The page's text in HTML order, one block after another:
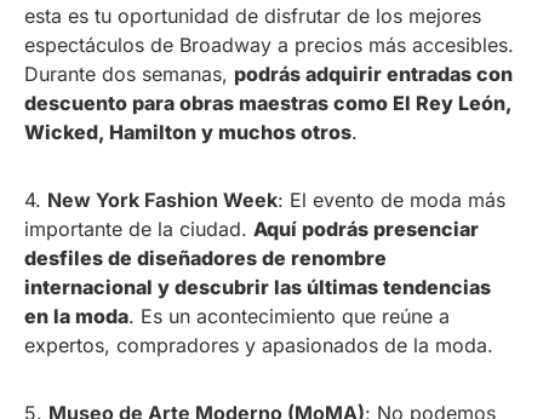
esta es tu oportunidad de disfrutar de los mejores
espectáculos de Broadway a precios más accesibles.
Durante dos semanas, podrás adquirir entradas con
descuento para obras maestras como El Rey León,
Wicked, Hamilton y muchos otros.
4. New York Fashion Week: El evento de moda más
importante de la ciudad. Aquí podrás presenciar
desfiles de diseñadores de renombre
internacional y descubrir las últimas tendencias
en la moda. Es un acontecimiento que reúne a
expertos, compradores y apasionados de la moda.
5. Museo de Arte Moderno (MoMA): No podemos